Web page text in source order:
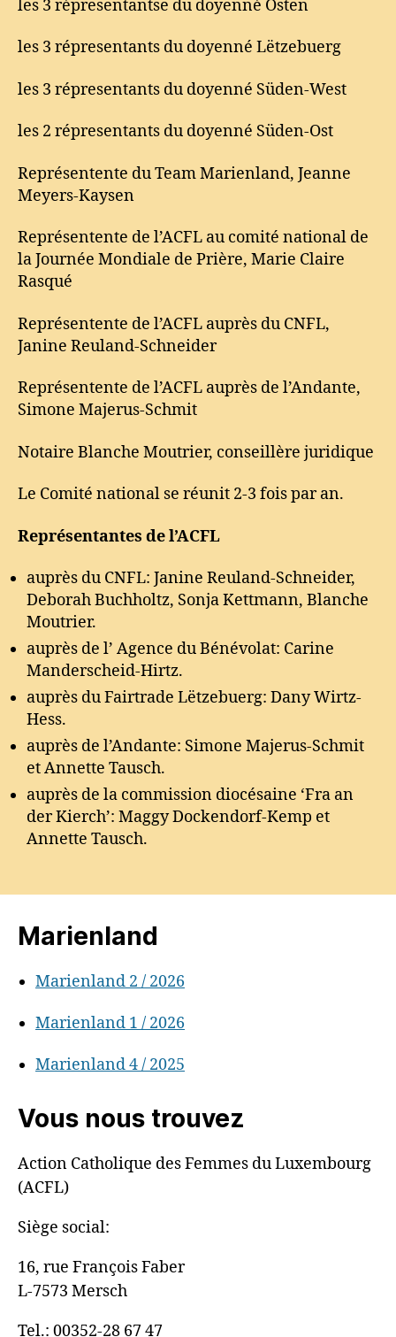
les 3 répresentantse du doyenné Osten
les 3 répresentants du doyenné Lëtzebuerg
les 3 répresentants du doyenné Süden-West
les 2 répresentants du doyenné Süden-Ost
Représentente du Team Marienland, Jeanne
Meyers-Kaysen
Représentente de l’ACFL au comité national de
la Journée Mondiale de Prière, Marie Claire
Rasqué
Représentente de l’ACFL auprès du CNFL,
Janine Reuland-Schneider
Représentente de l’ACFL auprès de l’Andante,
Simone Majerus-Schmit
Notaire Blanche Moutrier, conseillère juridique
Le Comité national se réunit 2-3 fois par an.
Représentantes de l’ACFL
auprès du CNFL: Janine Reuland-Schneider,
Deborah Buchholtz, Sonja Kettmann, Blanche
Moutrier.
auprès de l’ Agence du Bénévolat: Carine
Manderscheid-Hirtz.
auprès du Fairtrade Lëtzebuerg: Dany Wirtz-
Hess.
auprès de l’Andante: Simone Majerus-Schmit
et Annette Tausch.
auprès de la commission diocésaine ‘Fra an
der Kierch’: Maggy Dockendorf-Kemp et
Annette Tausch.
Marienland
Marienland 2 / 2026
Marienland 1 / 2026
Marienland 4 / 2025
Vous nous trouvez
Action Catholique des Femmes du Luxembourg
(ACFL)
Siège social:
16, rue François Faber
L-7573 Mersch
Tel.: 00352-28 67 47